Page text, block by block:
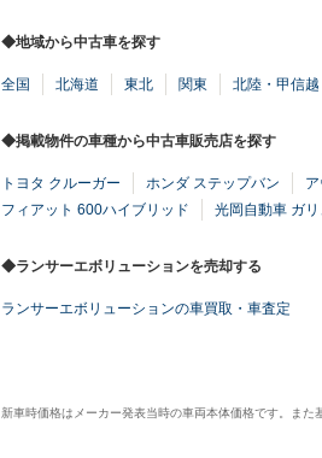
◆地域から中古車を探す
全国 北海道 東北 関東 北陸・甲信越
◆掲載物件の車種から中古車販売店を探す
トヨタ クルーガー ホンダ ステップバン
フィアット 600ハイブリッド
光岡自動車 ガ
◆ランサーエボリューションを売却する
ランサーエボリューションの車買取・車査定
新車時価格はメーカー発表当時の車両本体価格です。ま